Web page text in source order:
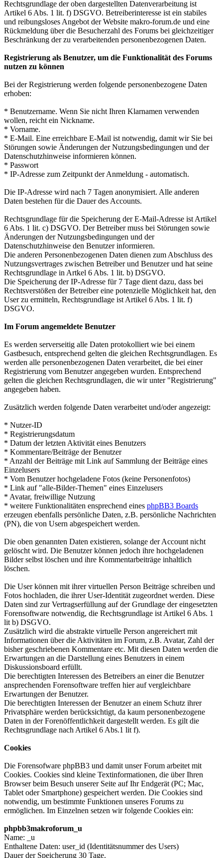
Rechtsgrundlage der oben dargestellten Datenverarbeitung ist
Artikel 6 Abs. 1 lit. f) DSGVO. Betreiberinteresse ist ein stabiles
und reibungsloses Angebot der Website makro-forum.de und eine
Rückmeldung über die Besucherzahl des Forums bei gleichzeitiger
Beschränkung der zu verarbeitenden personenbezogenen Daten.
Registrierung als Benutzer, um die Funktionalität des Forums
nutzen zu können
Bei der Registrierung werden folgende personenbezogene Daten
erhoben:
* Benutzername. Wenn Sie nicht Ihren Klarnamen verwenden
wollen, reicht ein Nickname.
* Vorname.
* E-Mail. Eine erreichbare E-Mail ist notwendig, damit wir Sie bei
Störungen sowie Änderungen der Nutzungsbedingungen und der
Datenschutzhinweise informieren können.
* Passwort
* IP-Adresse zum Zeitpunkt der Anmeldung - automatisch.
Die IP-Adresse wird nach 7 Tagen anonymisiert. Alle anderen
Daten bestehen für die Dauer des Accounts.
Rechtsgrundlage für die Speicherung der E-Mail-Adresse ist Artikel
6 Abs. 1 lit. c) DSGVO. Der Betreiber muss bei Störungen sowie
Änderungen der Nutzungsbedingungen und der
Datenschutzhinweise den Benutzer informieren.
Die anderen Personenbezogenen Daten dienen zum Abschluss des
Nutzungsvertrages zwischen Betreiber und Benutzer und hat seine
Rechtsgrundlage in Artkel 6 Abs. 1 lit. b) DSGVO.
Die Speicherung der IP-Adresse für 7 Tage dient dazu, dass bei
Rechtsverstößen der Betreiber eine potenzielle Möglichkeit hat, den
User zu ermitteln, Rechtsgrundlage ist Artikel 6 Abs. 1 lit. f)
DSGVO.
Im Forum angemeldete Benutzer
Es werden serverseitig alle Daten protokolliert wie bei einem
Gastbesuch, entsprechend gelten die gleichen Rechtsgrundlagen. Es
werden alle personenbezogenen Daten verarbeitet, die bei einer
Registrierung vom Benutzer angegeben wurden. Entsprechend
gelten die gleichen Rechtsgrundlagen, die wir unter "Registrierung"
angegeben haben.
Zusätzlich werden folgende Daten verarbeitet und/oder angezeigt:
* Nutzer-ID
* Registrierungsdatum
* Datum der letzten Aktivität eines Benutzers
* Kommentare/Beiträge der Benutzer
* Anzahl der Beiträge mit Link auf Sammlung der Beiträge eines
Einzelusers
* Vom Benutzer hochgeladene Fotos (keine Personenfotos)
* Link auf "alle-Bilder-Themen" eines Einzelusers
* Avatar, freiwillige Nutzung
* weitere Funktionalitäten ensprechend eines phpBB3 Boards
erzeugen ebenfalls persönliche Daten, z.B. persönliche Nachrichten
(PN), die von Usern abgespeichert werden.
Die oben genannten Daten existieren, solange der Account nicht
gelöscht wird. Die Benutzer können jedoch ihre hochgeladenen
Bilder selbst löschen und ihre Kommentarbeiträge inhaltlich
löschen.
Die User können mit ihrer virtuellen Person Beiträge schreiben und
Fotos hochladen, die ihrer User-Identität zugeordnet werden. Diese
Daten sind zur Vertragserfüllung auf der Grundlage der eingesetzten
Forensoftware notwendig, die Rechtsgrundlage ist Artikel 6 Abs. 1
lit b) DSGVO.
Zusätzlich wird die abstrakte virtuelle Person angereichert mit
Informationen über die Aktivitäten im Forum, z.B. Avatar, Zahl der
bisher geschriebenen Kommentare etc. Mit diesen Daten werden die
Erwartungen an die Darstellung eines Benutzers in einem
Diskussionsboard erfüllt.
Die berechtigten Interessen des Betreibers an einer die Benutzer
ansprechenden Forensoftware treffen hier auf vergleichbare
Erwartungen der Benutzer.
Die berechtigten Interessen der Benutzer an einem Schutz ihrer
Privatsphäre werden berücksichtigt, da kaum personenbezogene
Daten in der Forenöffentlichkeit dargestellt werden. Es gilt die
Rechtsgrundlage nach Artikel 6 Abs.1 lit f).
Cookies
Die Forensofware phpBB3 und damit unser Forum arbeitet mit
Cookies. Cookies sind kleine Textinformationen, die über Ihren
Browser beim Besuch unserer Seite auf Ihr Endgerät (PC; Mac,
Tablet oder Smartphone) gespeichert werden. Die Cookies sind
notwendig, um bestimmte Funktionen unseres Forums zu
ermöglichen. Im Einzelnen setzen wir folgende Cookies ein:
phpbb3makroforum_u
Name: _u
Enthaltene Daten: user_id (Identitätsnummer des Users)
Dauer der Speicherung 30 Tage.